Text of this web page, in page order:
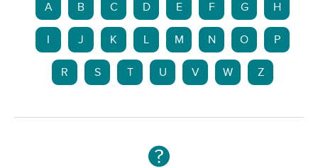
A B C D E F G H
I J K L M N O P
R S T U V W Z